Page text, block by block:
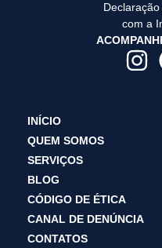
com a
INÍCIO
QUEM SOMOS
SERVIÇOS
BLOG
CÓDIGO DE ÉTICA
CANAL DE DENÚNCIA
CONTATOS